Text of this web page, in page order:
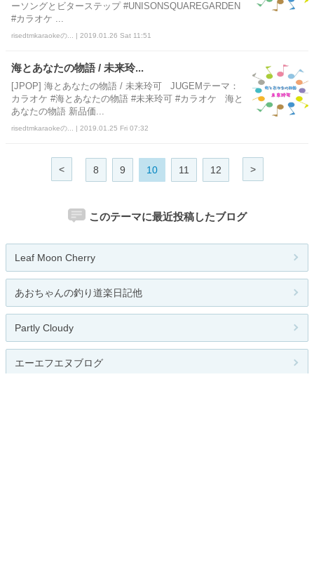
ーソングとビターステップ #UNISONSQUAREGARDEN
#カラオケ ...
risedtmkaraokeの... | 2019.01.26 Sat 11:51
海とあなたの物語 / 未来玲...
[JPOP] 海とあなたの物語 / 未来玲可 JUGEMテーマ：
カラオケ #海とあなたの物語 #未来玲可 #カラオケ 海と
あなたの物語 新品価...
risedtmkaraokeの... | 2019.01.25 Fri 07:32
< 8 9 10 11 12 >
このテーマに最近投稿したブログ
Leaf Moon Cherry
あおちゃんの釣り道楽日記他
Partly Cloudy
エーエフエヌブログ